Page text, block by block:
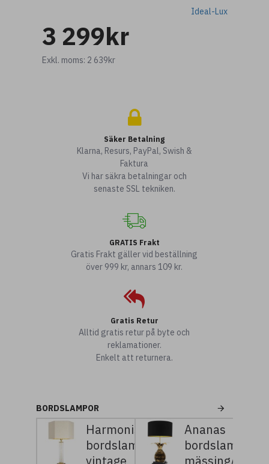
3 299kr
Exkl. moms: 2 639kr
Ideal-Lux
Säker Betalning
Klarna, Resurs, PayPal, Swish &
Faktura
Vi har säkra betalningar och
senaste SSL tekniken.
GRATIS Frakt
Gratis Frakt gäller vid beställning
över 999 kr, annars 109 kr.
Gratis Retur
Alltid gratis retur på byte och
reklamationer.
Enkelt att returnera.
BORDSLAMPOR
Harmonis
bordslampa
vintage
Ananas
bordslampa
mässing/svart